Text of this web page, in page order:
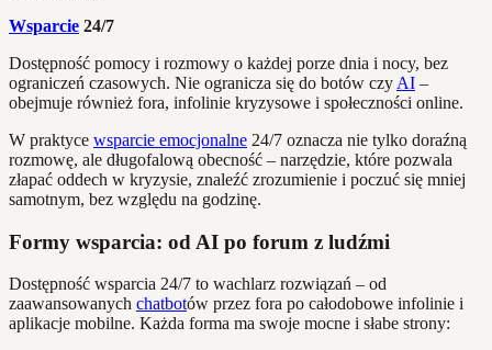
Wsparcie 24/7
Dostępność pomocy i rozmowy o każdej porze dnia i nocy, bez
ograniczeń czasowych. Nie ogranicza się do botów czy AI –
obejmuje również fora, infolinie kryzysowe i społeczności online.
W praktyce wsparcie emocjonalne 24/7 oznacza nie tylko doraźną
rozmowę, ale długofalową obecność – narzędzie, które pozwala
złapać oddech w kryzysie, znaleźć zrozumienie i poczuć się mniej
samotnym, bez względu na godzinę.
Formy wsparcia: od AI po forum z ludźmi
Dostępność wsparcia 24/7 to wachlarz rozwiązań – od
zaawansowanych chatbotów przez fora po całodobowe infolinie i
aplikacje mobilne. Każda forma ma swoje mocne i słabe strony: